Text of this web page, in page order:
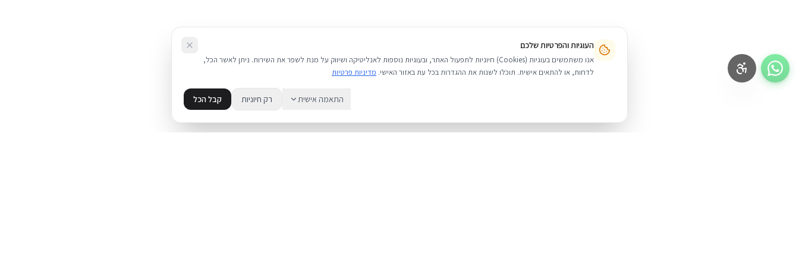
העוגיות והפרטיות שלכם
אנו משתמשים בעוגיות (Cookies) חיוניות לתפעול האתר, ובעוגיות נוספות לאנליטיקה ושיווק על מנת לשפר את השירות. ניתן לאשר הכל,
לדחות, או להתאים אישית. תוכלו לשנות את ההגדרות בכל עת באזור האישי. מדיניות פרטיות
התאמה אישית רק חיוניות קבל הכל